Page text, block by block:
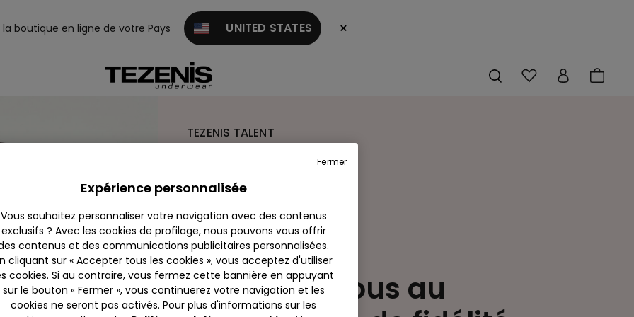
la boutique en ligne de votre Pays UNITED STATES ×
TEZENIS TALENT
Inscrivez-vous au
Expérience personnalisée
Vous souhaitez personnaliser votre navigation avec des contenus
exclusifs ? Avec les cookies de profilage, nous pouvons vous offrir
contenus et des communications publicitaires personnalisées.
cliquant sur « Accepter tous les cookies », vous acceptez d'utiliser
cookies. Si au contraire, vous fermez cette bannière en appuyant
sur le bouton « Fermer », vous continuerez votre navigation et les
cookies ne seront pas activés. Pour plus d'informations sur les
Fermer